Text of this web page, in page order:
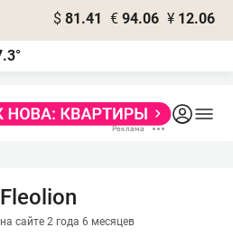
$ 81.41 € 94.06 ¥ 12.06
Fleolion
на сайте 2 года 6 месяцев